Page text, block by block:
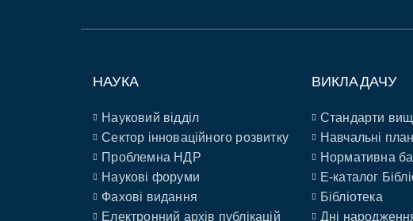
НАУКА
Науковий відділ
Сектор інноваційного розвитку
Проблемна НДР
Наукові форуми
Фахові видання
Електронний архів публікацій
ВИКЛАДАЧУ
Стандарти
Навчальні
Нормативна
E-каталог
Бібліотека
Дні